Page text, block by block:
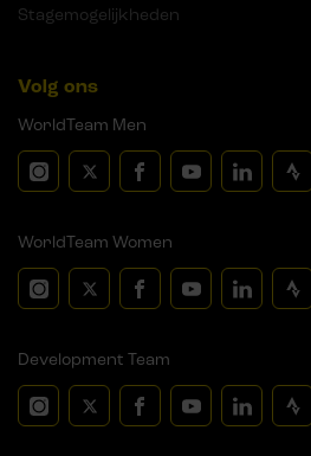
Stagemogelijkheden
Volg ons
WorldTeam Men
WorldTeam Women
Development Team